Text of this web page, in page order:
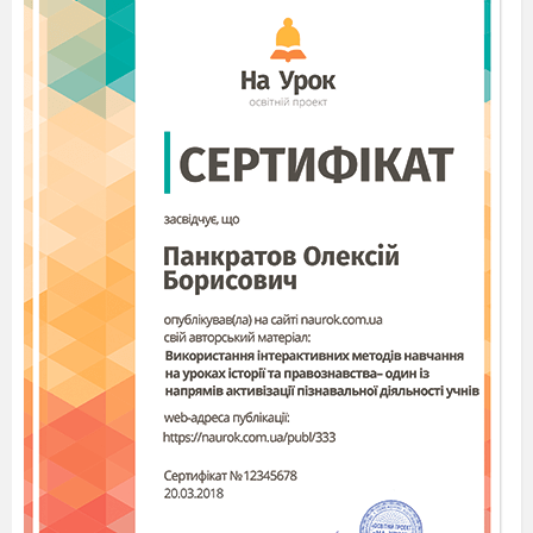
Vous devez lire les petits textes sous les images.
Учні дивляться на екран, читають по черзі і
відповідають на питання:
Quand et comment c élèbre-t-on le Noёl en France?
Quelles sont les traditions du Noёl en France?
Comment c élèbre-t-on le Nouvel An en Ukraine?
Est-ce que nous avons les traditions pareilles ou
diffé rentes?
Вікторина
Prof.: R
pondez aux questions:
En France on c
a) le 7 janvier;
décembre.
Avant la fête de Noёl on prépare..
a) les cadeaux;
Le repas de f
cembre s`appelle...
a) le r
veillon;
Avant de se couсher les enfants mettent...devant